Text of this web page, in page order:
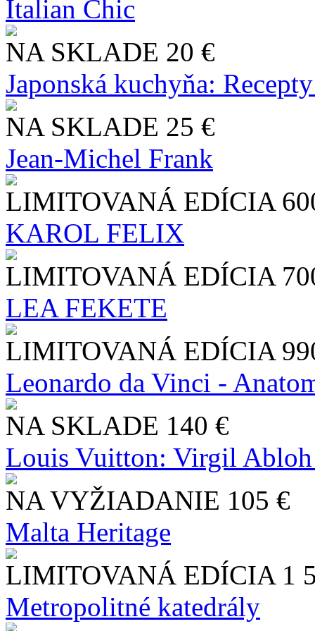
Italian Chic
NA SKLADE 20 €
Japonská kuchyňa:
NA SKLADE 25 €
Jean-Michel Frank
LIMITOVANÁ EDÍCIA
KAROL FELIX
LIMITOVANÁ EDÍCIA
LEA FEKETE
LIMITOVANÁ EDÍCIA
Leonardo da Vinci -
NA SKLADE 140 €
Louis Vuitton: Virgil
NA VYŽIADANIE 105 €
Malta Heritage
LIMITOVANÁ EDÍCIA 1
Metropolitné katedrály